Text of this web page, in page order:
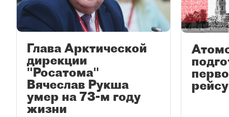
Глава Арктической
дирекции
"Росатома"
Вячеслав Рукша
умер на 73-м году
жизни